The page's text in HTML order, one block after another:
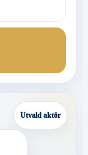
Utvald aktör